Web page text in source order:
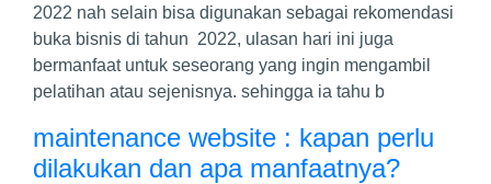
2022 nah selain bisa digunakan sebagai rekomendasi
buka bisnis di tahun 2022, ulasan hari ini juga
bermanfaat untuk seseorang yang ingin mengambil
pelatihan atau sejenisnya. sehingga ia tahu b
maintenance website : kapan perlu
dilakukan dan apa manfaatnya?